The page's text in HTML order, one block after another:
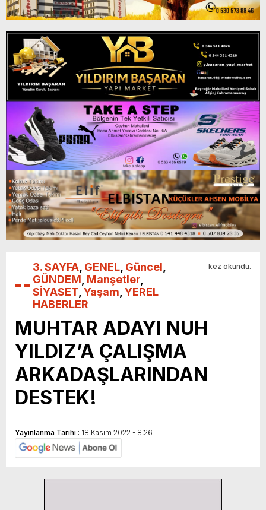
3. SAYFA GENEL Güncel
GÜNDEM Manşetler
SİYASET Yaşam YEREL
HABERLER
kez okundu.
MUHTAR ADAYI NUH
YILDIZ’A ÇALIŞMA
ARKADAŞLARINDAN
DESTEK!
Yayınlanma Tarihi : 18 Kasım 2022 - 8:26